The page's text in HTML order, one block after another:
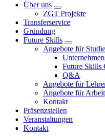
Über uns
ZGT Projekte
Transferservice
Gründung
Future Skills
Angebote für
Future Skills
Q&A
Angebote für
Angebote für
Kontakt
Präsenzstellen
Veranstaltungen
Kontakt